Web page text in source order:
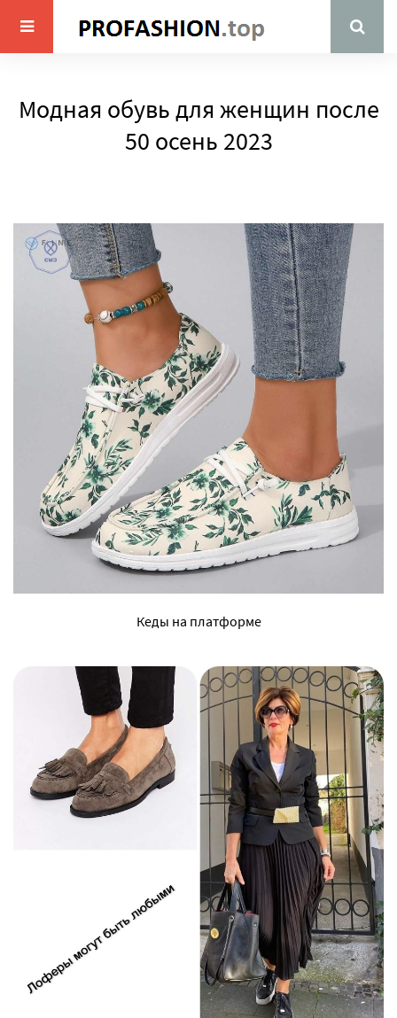
Модная обувь для женщин после
50 осень 2023
Кеды на платформе